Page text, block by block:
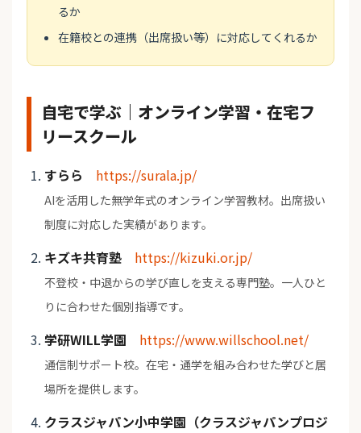
るか
在籍校との連携（出席扱い等）に対応してくれるか
自宅で学ぶ｜オンライン学習・在宅フ
リースクール
すらら https://surala.jp/
AIを活用した無学年式のオンライン学習教材。出席扱い
制度に対応した実績があります。
キズキ共育塾 https://kizuki.or.jp/
不登校・中退からの学び直しを支える専門塾。一人ひと
りに合わせた個別指導です。
学研WILL学園 https://www.willschool.net/
通信制サポート校。在宅・通学を組み合わせた学びと居
場所を提供します。
クラスジャパン小中学園（クラスジャパンプロジ